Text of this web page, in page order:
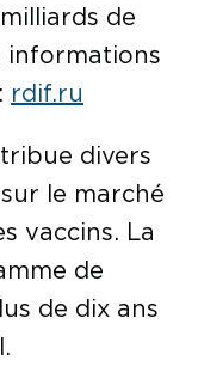
de
informations
rdif.ru
divers
le marché
vaccins. La
de
de dix ans